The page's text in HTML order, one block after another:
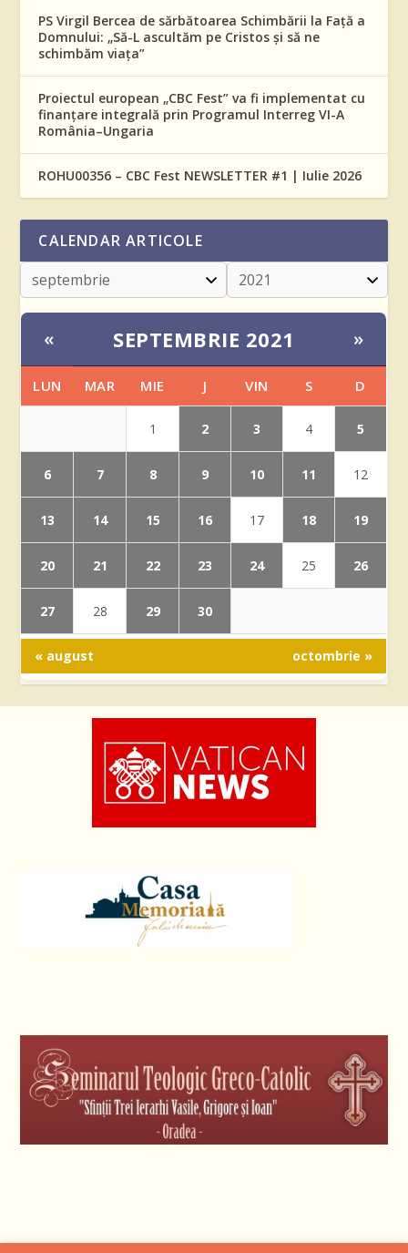
PS Virgil Bercea de sărbătoarea Schimbării la Față a
Domnului: „Să-L ascultăm pe Cristos și să ne
schimbăm viața”
Proiectul european „CBC Fest” va fi implementat cu
finanțare integrală prin Programul Interreg VI-A
România–Ungaria
ROHU00356 – CBC Fest NEWSLETTER #1 | Iulie 2026
CALENDAR ARTICOLE
« SEPTEMBRIE 2021 »
LUN MAR MIE J VIN S D
1 2 3 4 5
6 7 8 9 10 11 12
13 14 15 16 17 18 19
20 21 22 23 24 25 26
27 28 29 30
« august octombrie »